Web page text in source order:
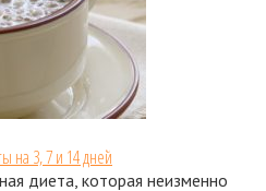
на 3, 7 и 14 дней
диета, которая неизменно